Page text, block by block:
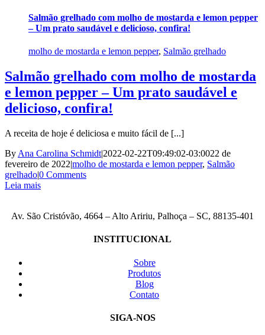
Salmão grelhado com molho de mostarda e lemon pepper
– Um prato saudável e delicioso, confira!
molho de mostarda e lemon pepper, Salmão grelhado
Salmão grelhado com molho de mostarda
e lemon pepper – Um prato saudável e
delicioso, confira!
A receita de hoje é deliciosa e muito fácil de [...]
By Ana Carolina Schmidt|2022-02-22T09:49:02-03:0022 de
fevereiro de 2022|molho de mostarda e lemon pepper, Salmão
grelhado|0 Comments
Leia mais
Av. São Cristóvão, 4664 – Alto Aririu, Palhoça – SC, 88135-401
INSTITUCIONAL
Sobre
Produtos
Blog
Contato
SIGA-NOS